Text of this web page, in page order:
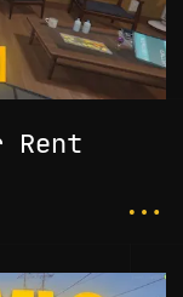
Rent
...